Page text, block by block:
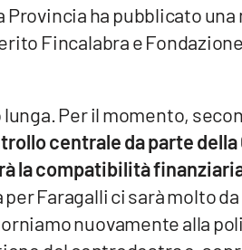
Provincia ha pubblicato
Fincalabra e
Per il momento,
centrale da parte
la compatibilità
Faragalli ci sarà molto
nuovamente alla